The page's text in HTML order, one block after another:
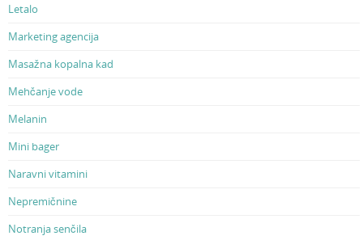
Letalo
Marketing agencija
Masažna kopalna kad
Mehčanje vode
Melanin
Mini bager
Naravni vitamini
Nepremičnine
Notranja senčila